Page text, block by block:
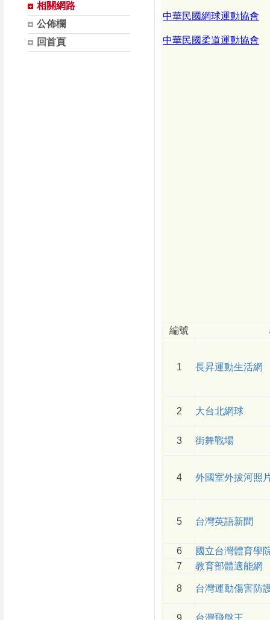
相關網路
公佈欄
回首頁
中華民國網球運動協會
中華民國柔道運動協會
編號
1 長昇運動生活網
2 大台北網球
3 街舞戰場
4 外國室外拔河照
5 台灣英語新聞
6
國立台灣體育學
7
教育部體適能網
8 台灣運動傷害防
9 台灣飛盤王